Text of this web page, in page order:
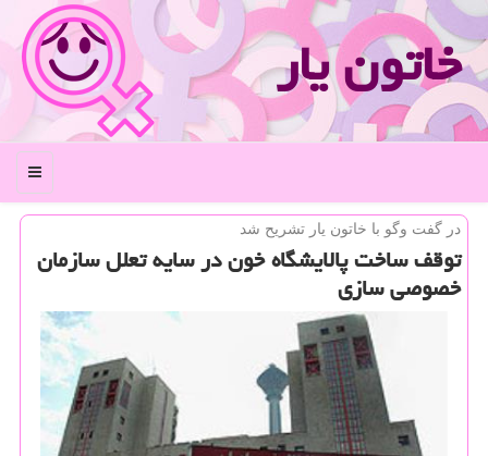
خاتون یار
منو
در گفت وگو با خاتون یار تشریح شد
توقف ساخت پالایشگاه خون در سایه تعلل سازمان
خصوصی سازی